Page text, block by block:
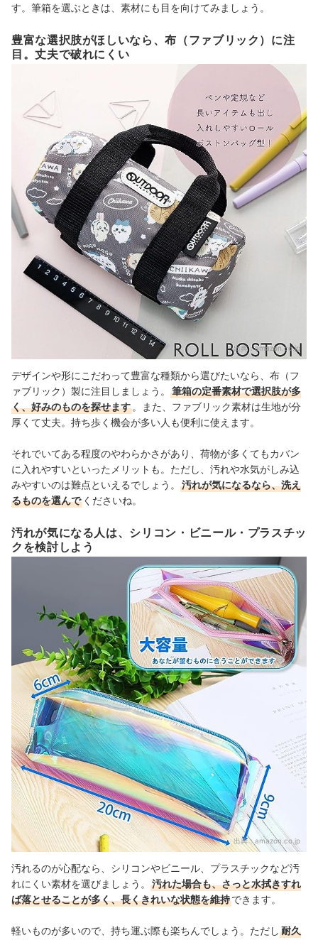
す。筆箱を選ぶときは、素材にも目を向けてみましょう。
豊富な選択肢がほしいなら、布（ファブリック）に注
目。丈夫で破れにくい
出典：amazon.co.jp
デザインや形にこだわって豊富な種類から選びたいなら、布（フ
ァブリック）製に注目しましょう。
筆箱の定番素材で選択肢が多
く、好みのものを探せます 。また、ファブリック素材は生地が分
厚くて丈夫。持ち歩く機会が多い人も便利に使えます。
それでいてある程度のやわらかさがあり、荷物が多くてもカバン
に入れやすいといったメリットも。ただし、汚れや水気がしみ込
みやすいのは難点といえるでしょう。
汚れが気になるなら、洗え
るものを選んで くださいね。
汚れが気になる人は、シリコン・ビニール・プラスチッ
クを検討しよう
出典：amazon.co.jp
汚れるのが心配なら、シリコンやビニール、プラスチックなど汚
れにくい素材を選びましょう。
汚れた場合も、さっと水拭きすれ
ば落とせることが多く、長くきれいな状態を維持できます。
軽いものが多いので、持ち運ぶ際も楽ちんでしょう。ただし 耐久